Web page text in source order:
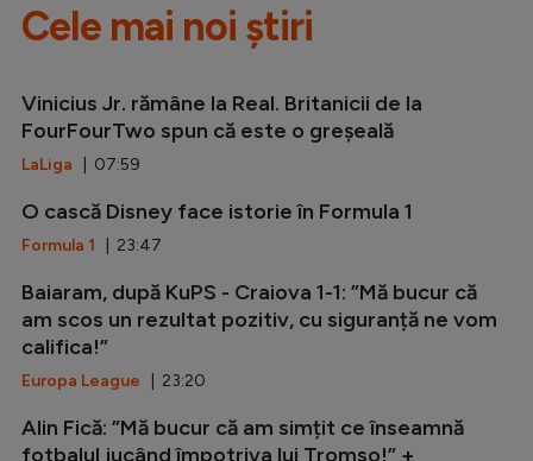
Cele mai noi știri
Vinicius Jr. rămâne la Real. Britanicii de la
FourFourTwo spun că este o greșeală
LaLiga | 07:59
O cască Disney face istorie în Formula 1
Formula 1 | 23:47
Baiaram, după KuPS - Craiova 1-1: ”Mă bucur că
am scos un rezultat pozitiv, cu siguranță ne vom
califica!”
Europa League | 23:20
Alin Fică: ”Mă bucur că am simțit ce înseamnă
fotbalul jucând împotriva lui Tromso!” +